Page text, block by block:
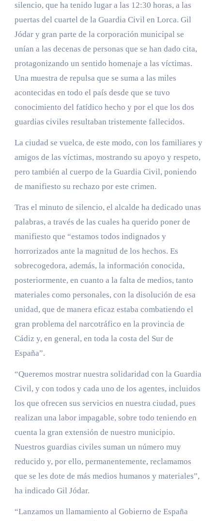
silencio, que ha tenido lugar a las 12:30 horas, a las
puertas del cuartel de la Guardia Civil en Lorca. Gil
Jódar y gran parte de la corporación municipal se
unían a las decenas de personas que se han dado cita,
protagonizando un sentido homenaje a las víctimas.
Una muestra de repulsa que se suma a las miles
acontecidas en todo el país desde que se tuvo
conocimiento del fatídico hecho y por el que los dos
guardias civiles resultaban tristemente fallecidos.
La ciudad se vuelca, de este modo, con los familiares y
amigos de las víctimas, mostrando su apoyo y respeto,
pero también al cuerpo de la Guardia Civil, poniendo
de manifiesto su rechazo por este crimen.
Tras el minuto de silencio, el alcalde ha dedicado unas
palabras, a través de las cuales ha querido poner de
manifiesto que “estamos todos indignados y
horrorizados ante la magnitud de los hechos. Es
sobrecogedora, además, la información conocida,
posteriormente, en cuanto a la falta de medios, tanto
materiales como personales, con la disolución de esa
unidad, que de manera eficaz estaba combatiendo el
gran problema del narcotráfico en la provincia de
Cádiz y, en general, en toda la costa del Sur de
España”.
“Queremos mostrar nuestra solidaridad con la Guardia
Civil, y con todos y cada uno de los agentes, incluidos
los que ofrecen sus servicios en nuestra ciudad, pues
realizan una labor impagable, sobre todo teniendo en
cuenta la gran extensión de nuestro municipio.
Nuestros guardias civiles suman un número muy
reducido y, por ello, permanentemente, reclamamos
que se les dote de más medios humanos y materiales”,
ha indicado Gil Jódar.
“Lanzamos un llamamiento al Gobierno de España